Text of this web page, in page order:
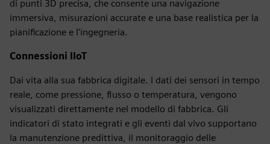
di punti 3D precisa, che consente una navigazione
immersiva, misurazioni accurate e una base realistica per la
pianificazione e l'ingegneria.
Connessioni IIoT
Dai vita alla sua fabbrica digitale. I dati dei sensori in tempo
reale, come pressione, flusso o temperatura, vengono
visualizzati direttamente nel modello di fabbrica. Gli
indicatori di stato integrati e gli eventi dal vivo supportano
la manutenzione predittiva, il monitoraggio delle